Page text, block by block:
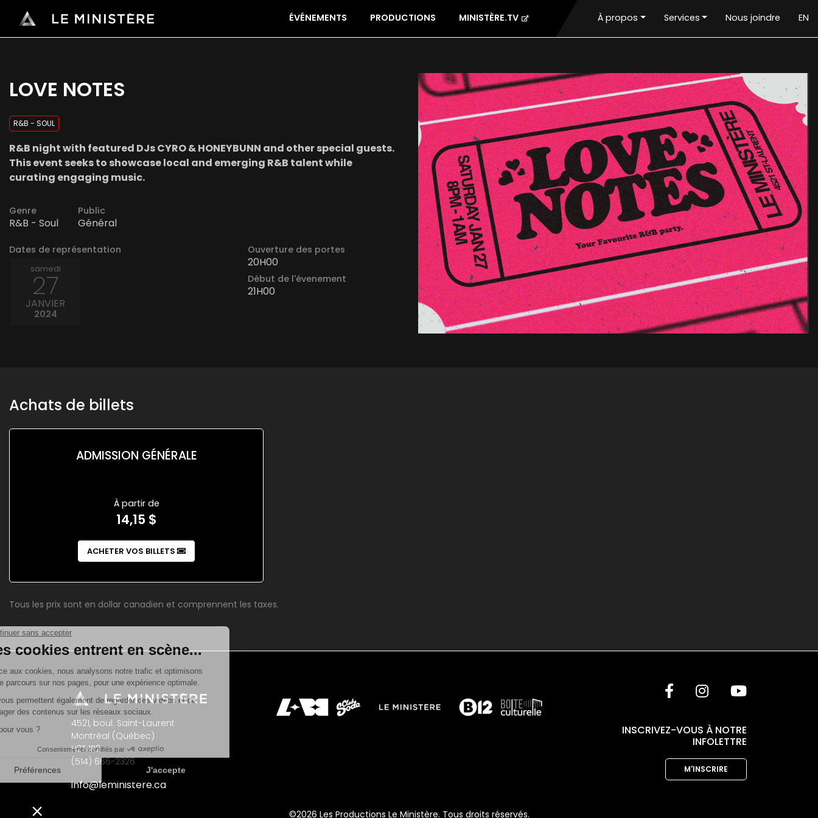
ÉVÉNEMENTS PRODUCTIONS MINISTÈRE.TV À propos Services Nous joindre EN
LOVE NOTES
R&B - SOUL
R&B night with featured DJs CYRO & HONEYBUNN and other special guests.
This event seeks to showcase local and emerging R&B talent while
curating engaging music.
Genre
R&B - Soul
Public
Général
Dates de représentation
samedi
27
JANVIER
2024
Ouverture des portes
20H00
Début de l'évenement
21H00
Achats de billets
ADMISSION GÉNÉRALE
À partir de
14,15 $
ACHETER VOS BILLETS
Tous les prix sont en dollar canadien et comprennent les taxes.
4521, boul. Saint-Laurent
Montréal (Québec)
H2T 1R2
(514) 666-2326
info@leministere.ca
INSCRIVEZ-VOUS À NOTRE
INFOLETTRE
M'INSCRIRE
©2026 Les Productions Le Ministère. Tous droits réservés.